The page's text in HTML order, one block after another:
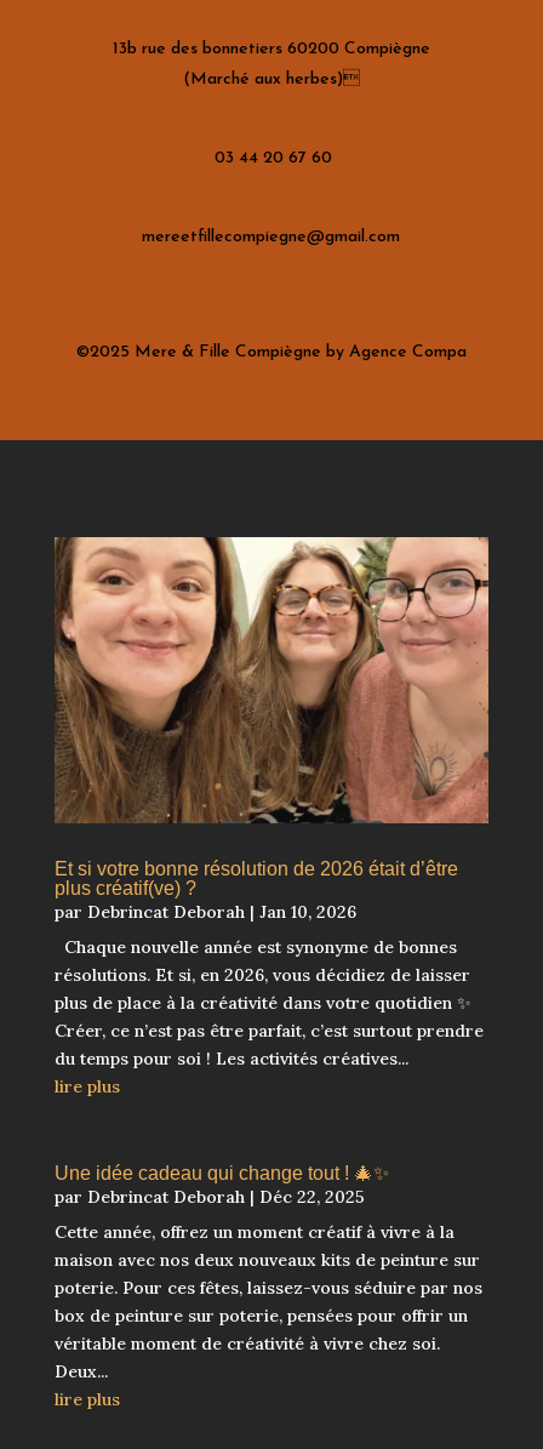
13b rue des bonnetiers 60200 Compiègne
(Marché aux herbes)
03 44 20 67 60
mereetfillecompiegne@gmail.com
©2025 Mere & Fille Compiègne by Agence Compa
Et si votre bonne résolution de 2026 était d’être
plus créatif(ve) ?
par Debrincat Deborah| Jan 10, 2026
Chaque nouvelle année est synonyme de bonnes
résolutions. Et si, en 2026, vous décidiez de laisser
plus de place à la créativité dans votre quotidien ✨
Créer, ce n’est pas être parfait, c’est surtout prendre
du temps pour soi ! Les activités créatives...
lire plus
Une idée cadeau qui change tout ! 🎄✨
par Debrincat Deborah| Déc 22, 2025
Cette année, offrez un moment créatif à vivre à la
maison avec nos deux nouveaux kits de peinture sur
poterie. Pour ces fêtes, laissez-vous séduire par nos
box de peinture sur poterie, pensées pour offrir un
véritable moment de créativité à vivre chez soi.
Deux...
lire plus